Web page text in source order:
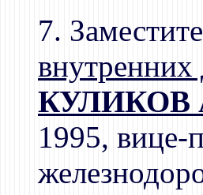
7.
КУЛИКОВ
1995, вице-